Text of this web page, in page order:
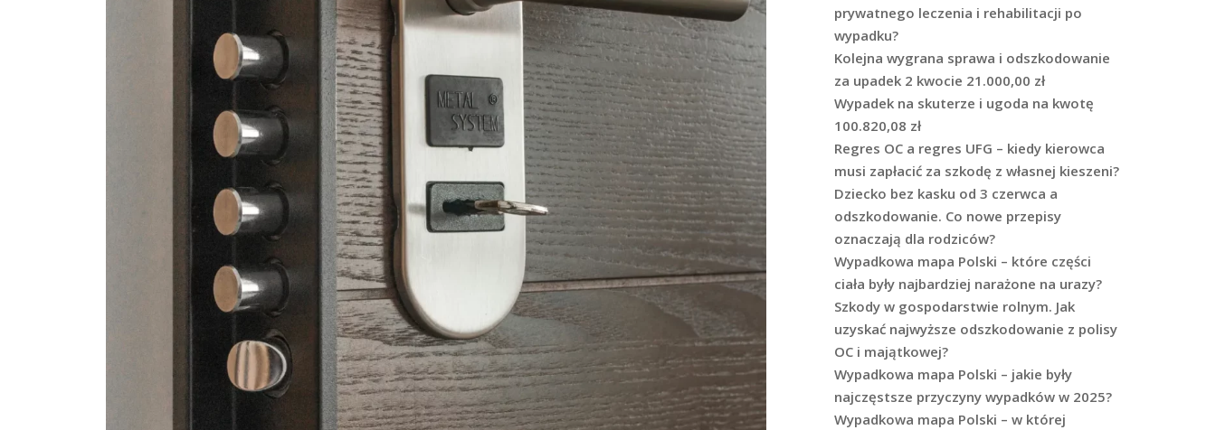
prywatnego leczenia i rehabilitacji po
wypadku?
Kolejna wygrana sprawa i odszkodowanie
za upadek 2 kwocie 21.000,00 zł
Wypadek na skuterze i ugoda na kwotę
100.820,08 zł
Regres OC a regres UFG – kiedy kierowca
musi zapłacić za szkodę z własnej kieszeni?
Dziecko bez kasku od 3 czerwca a
odszkodowanie. Co nowe przepisy
oznaczają dla rodziców?
Wypadkowa mapa Polski – które części
ciała były najbardziej narażone na urazy?
Szkody w gospodarstwie rolnym. Jak
uzyskać najwyższe odszkodowanie z polisy
OC i majątkowej?
Wypadkowa mapa Polski – jakie były
najczęstsze przyczyny wypadków w 2025?
Wypadkowa mapa Polski – w której